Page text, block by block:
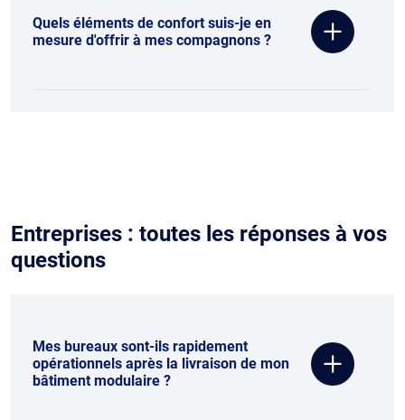
Quels éléments de confort suis-je en
mesure d'offrir à mes compagnons ?
Entreprises : toutes les réponses à vos
questions
Mes bureaux sont-ils rapidement
opérationnels après la livraison de mon
bâtiment modulaire ?